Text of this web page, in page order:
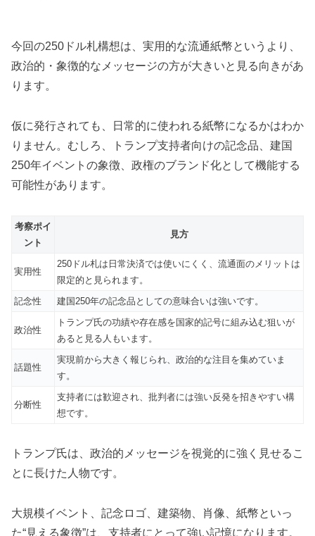
今回の250ドル札構想は、実用的な流通紙幣というより、
政治的・象徴的なメッセージの方が大きいと見る向きがあ
ります。
仮に発行されても、日常的に使われる紙幣になるかはわか
りません。むしろ、トランプ支持者向けの記念品、建国
250年イベントの象徴、政権のブランド化として機能する
可能性があります。
考察ポイ
ント
見方
実用性
250ドル札は日常決済では使いにくく、流通面のメリットは
限定的と見られます。
記念性
建国250年の記念品としての意味合いは強いです。
政治性
トランプ氏の功績や存在感を国家的記号に組み込む狙いが
あると見る人もいます。
話題性
実現前から大きく報じられ、政治的な注目を集めていま
す。
分断性
支持者には歓迎され、批判者には強い反発を招きやすい構
想です。
トランプ氏は、政治的メッセージを視覚的に強く見せるこ
とに長けた人物です。
大規模イベント、記念ロゴ、建築物、肖像、紙幣といっ
た“見える象徴”は、支持者にとって強い記憶になります。